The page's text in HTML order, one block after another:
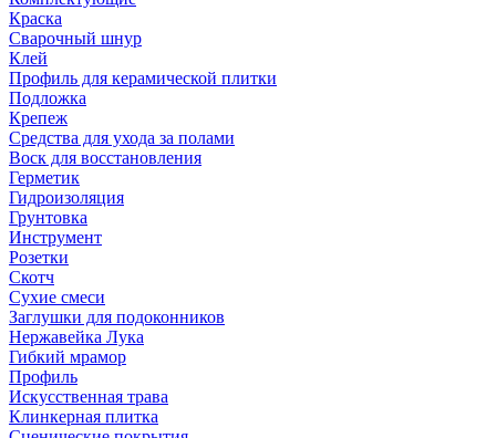
Краска
Сварочный шнур
Клей
Профиль для керамической плитки
Подложка
Крепеж
Средства для ухода за полами
Воск для восстановления
Герметик
Гидроизоляция
Грунтовка
Инструмент
Розетки
Скотч
Сухие смеси
Заглушки для подоконников
Нержавейка Лука
Гибкий мрамор
Профиль
Искусственная трава
Клинкерная плитка